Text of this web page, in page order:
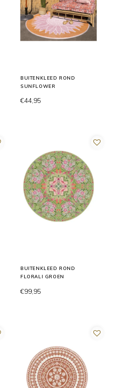
BUITENKLEED ROND
SUNFLOWER
€44,95
BUITENKLEED ROND
FLORALI GROEN
€99,95